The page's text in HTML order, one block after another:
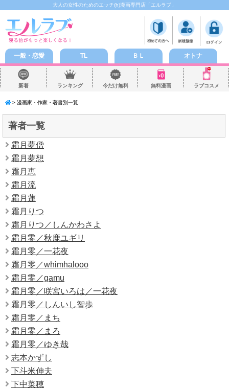
大人の女性のためのエッチ(h)漫画専門店「エルラブ」
一般・恋愛 TL ＢＬ オトナ
新着 ランキング 今だけ無料 無料漫画 ラブコスメ
> 漫画家・作家・著書別一覧
著者一覧
霜月夢僧
霜月夢想
霜月恵
霜月流
霜月蓮
霜月りつ
霜月りつ／しんかわさよ
霜月零／秋鹿ユギリ
霜月零／一花夜
霜月零／whimhalooo
霜月零／gamu
霜月零／咲宮いろは／一花夜
霜月零／しんいし智歩
霜月零／まち
霜月零／まろ
霜月零／ゆき哉
志本かずし
下斗米伸夫
下中菜穂